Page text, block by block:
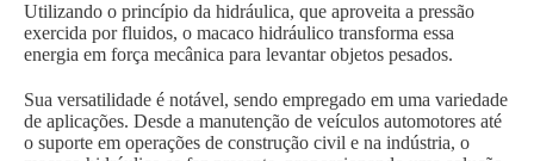
Utilizando o princípio da hidráulica, que aproveita a pressão
exercida por fluidos, o macaco hidráulico transforma essa
energia em força mecânica para levantar objetos pesados.
Sua versatilidade é notável, sendo empregado em uma variedade
de aplicações. Desde a manutenção de veículos automotores até
o suporte em operações de construção civil e na indústria, o